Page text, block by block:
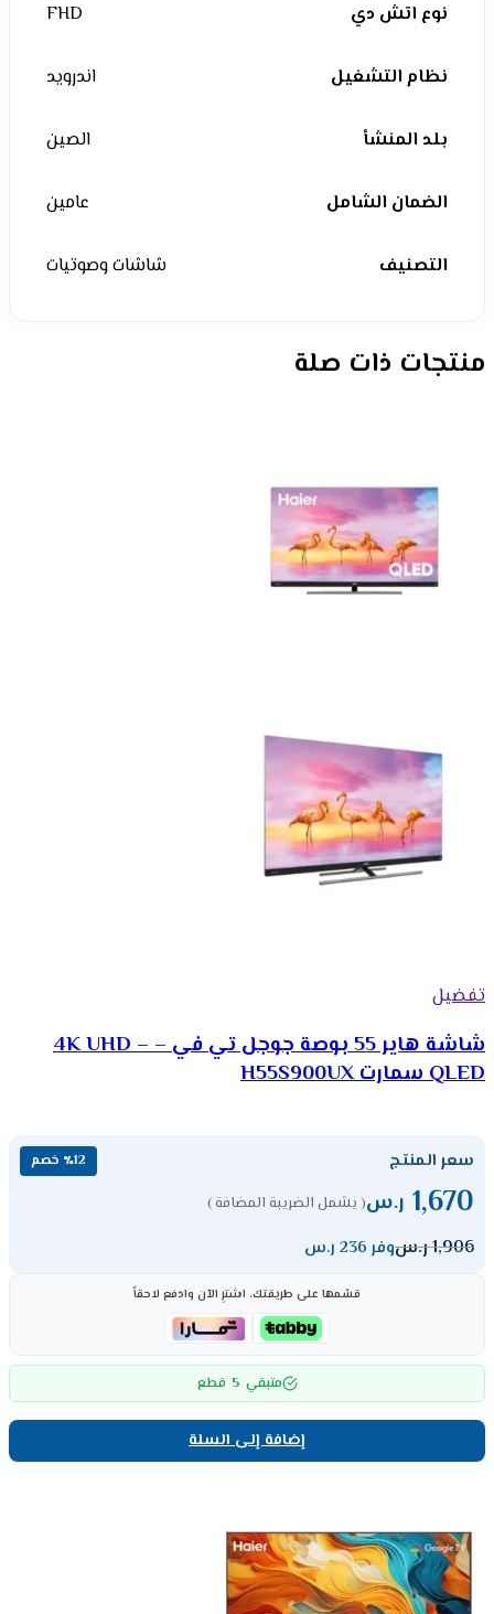
نوع اتش دي FHD
نظام التشغيل اندرويد
بلد المنشأ الصين
الضمان الشامل عامين
التصنيف شاشات وصوتيات
منتجات ذات صلة
تفضيل
شاشة هاير 55 بوصة جوجل تي في – 4K UHD –
QLED سمارت H55S900UX
سعر المنتج ٪12 خصم
1,670 ر.س( يشمل الضريبة المضافة )
1,906ر.سوفر 236 ر.س
قسّمها على طريقتك، اشترِ الآن وادفع لاحقاً
متبقي 5 قطع
إضافة إلى السلة